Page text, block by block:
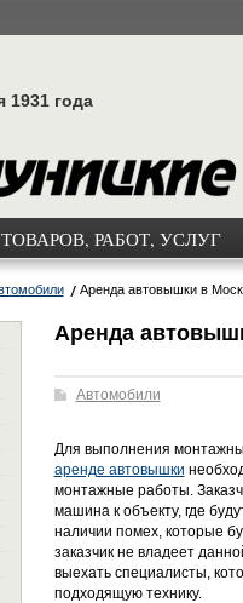
1931 года
РАБОТ, УСЛУГ
Аренда автовышки в
Аренда
Автомобили
Для выполнения
аренде автовышки
монтажные работы.
машина к объекту, где
наличии помех, которые
заказчик не владеет
выехать специалисты,
подходящую технику.